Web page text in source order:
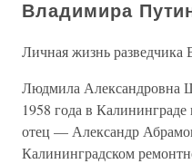
Владимира
Личная жизнь
Людмила Александровна
1958 года в
отец — Александр
Калининградском